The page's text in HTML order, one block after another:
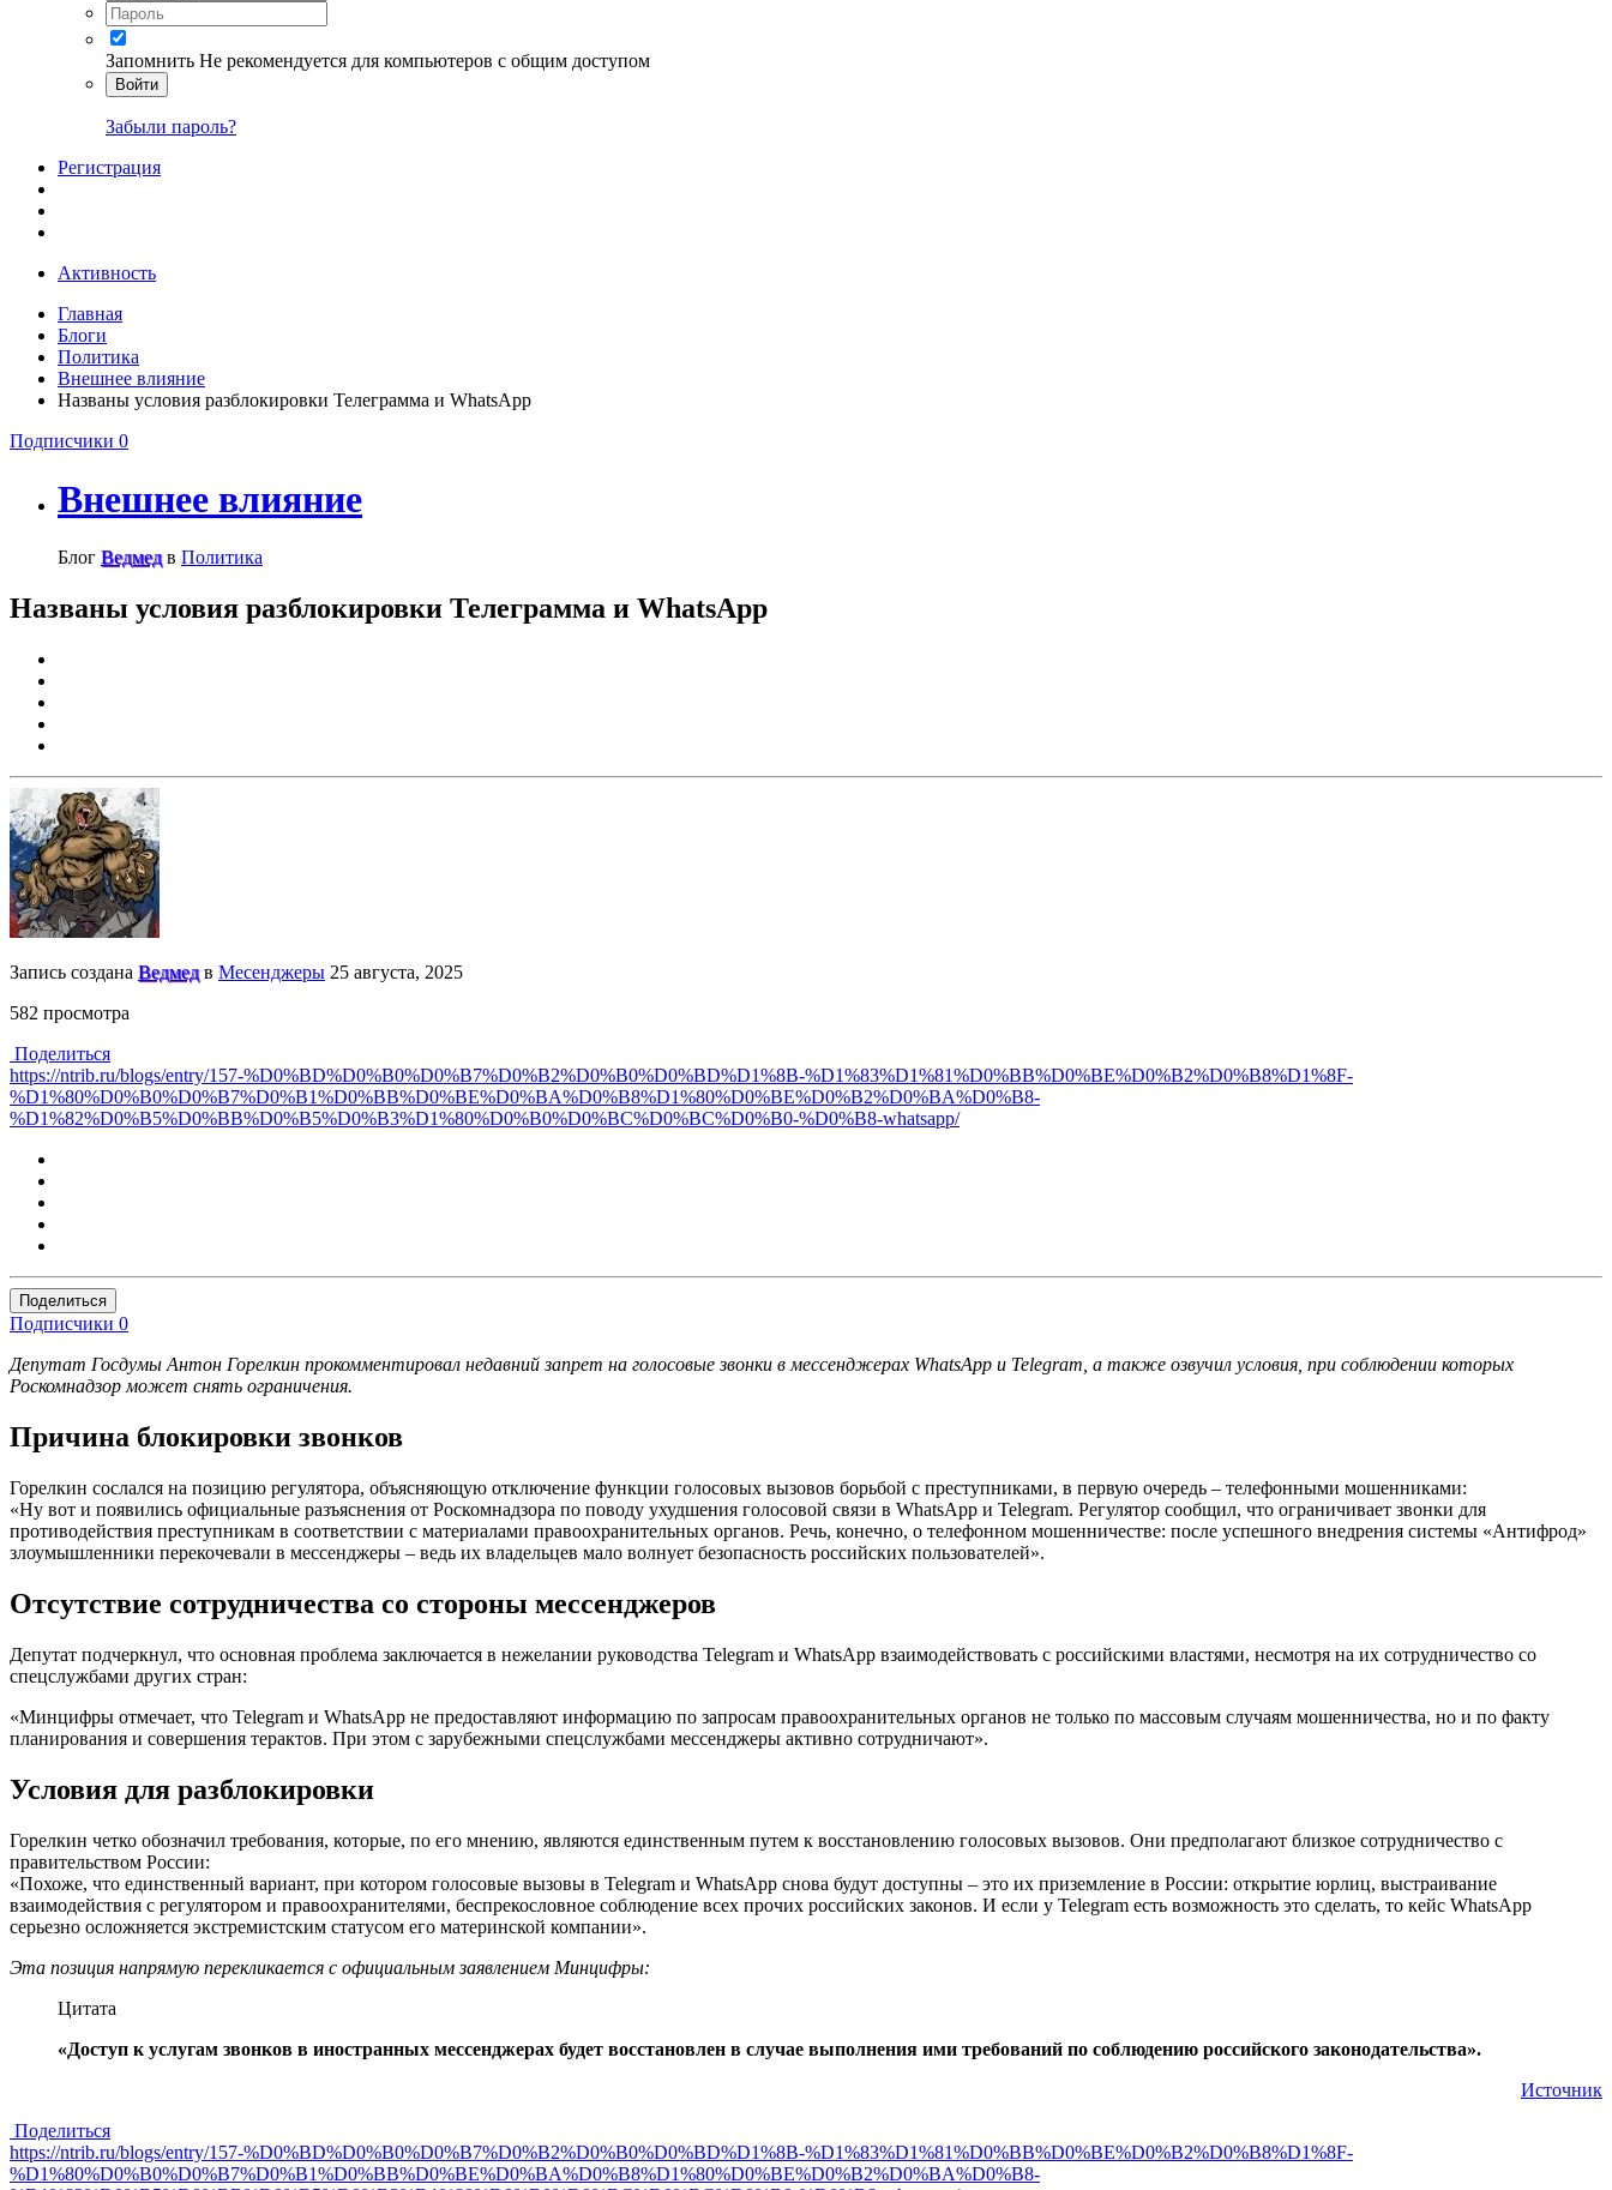
Запомнить Не рекомендуется для компьютеров с общим доступом
Войти
Забыли пароль?
Регистрация
Активность
Главная
Блоги
Политика
Внешнее влияние
Названы условия разблокировки Телеграмма и WhatsApp
Подписчики 0
Внешнее влияние
Блог Ведмедв Политика
Названы условия разблокировки Телеграмма и WhatsApp
Запись создана Ведмедв Месенджеры 25 августа, 2025
582 просмотра
Поделиться
https://ntrib.ru/blogs/entry/157-%D0%BD%D0%B0%D0%B7%D0%B2%D0%B0%D0%BD%D1%8B-%D1%83%D1%81%D0%BB%D0%BE%D0%B2%D0%B8%D1%8F-
%D1%80%D0%B0%D0%B7%D0%B1%D0%BB%D0%BE%D0%BA%D0%B8%D1%80%D0%BE%D0%B2%D0%BA%D0%B8-
%D1%82%D0%B5%D0%BB%D0%B5%D0%B3%D1%80%D0%B0%D0%BC%D0%BC%D0%B0-%D0%B8-whatsapp/
Поделиться
Подписчики 0
Депутат Госдумы Антон Горелкин прокомментировал недавний запрет на голосовые звонки в мессенджерах WhatsApp и Telegram, а также озвучил условия, при соблюдении которых
Роскомнадзор может снять ограничения.
Причина блокировки звонков
Горелкин сослался на позицию регулятора, объясняющую отключение функции голосовых вызовов борьбой с преступниками, в первую очередь – телефонными мошенниками:
«Ну вот и появились официальные разъяснения от Роскомнадзора по поводу ухудшения голосовой связи в WhatsApp и Telegram. Регулятор сообщил, что ограничивает звонки для
противодействия преступникам в соответствии с материалами правоохранительных органов. Речь, конечно, о телефонном мошенничестве: после успешного внедрения системы «Антифрод»
злоумышленники перекочевали в мессенджеры – ведь их владельцев мало волнует безопасность российских пользователей».
Отсутствие сотрудничества со стороны мессенджеров
Депутат подчеркнул, что основная проблема заключается в нежелании руководства Telegram и WhatsApp взаимодействовать с российскими властями, несмотря на их сотрудничество со
спецслужбами других стран:
«Минцифры отмечает, что Telegram и WhatsApp не предоставляют информацию по запросам правоохранительных органов не только по массовым случаям мошенничества, но и по факту
планирования и совершения терактов. При этом с зарубежными спецслужбами мессенджеры активно сотрудничают».
Условия для разблокировки
Горелкин четко обозначил требования, которые, по его мнению, являются единственным путем к восстановлению голосовых вызовов. Они предполагают близкое сотрудничество с
правительством России:
«Похоже, что единственный вариант, при котором голосовые вызовы в Telegram и WhatsApp снова будут доступны – это их приземление в России: открытие юрлиц, выстраивание
взаимодействия с регулятором и правоохранителями, беспрекословное соблюдение всех прочих российских законов. И если у Telegram есть возможность это сделать, то кейс WhatsApp
серьезно осложняется экстремистским статусом его материнской компании».
Эта позиция напрямую перекликается с официальным заявлением Минцифры:
Цитата
«Доступ к услугам звонков в иностранных мессенджерах будет восстановлен в случае выполнения ими требований по соблюдению российского законодательства».
Источник
Поделиться
https://ntrib.ru/blogs/entry/157-%D0%BD%D0%B0%D0%B7%D0%B2%D0%B0%D0%BD%D1%8B-%D1%83%D1%81%D0%BB%D0%BE%D0%B2%D0%B8%D1%8F-
%D1%80%D0%B0%D0%B7%D0%B1%D0%BB%D0%BE%D0%BA%D0%B8%D1%80%D0%BE%D0%B2%D0%BA%D0%B8-